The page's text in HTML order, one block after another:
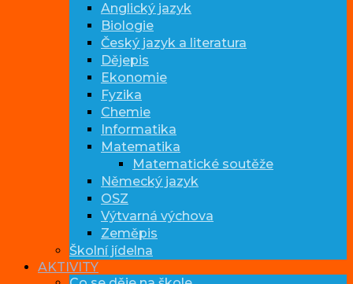
Anglický jazyk
Biologie
Český jazyk a literatura
Dějepis
Ekonomie
Fyzika
Chemie
Informatika
Matematika
Matematické soutěže
Německý jazyk
OSZ
Výtvarná výchova
Zeměpis
Školní jídelna
AKTIVITY